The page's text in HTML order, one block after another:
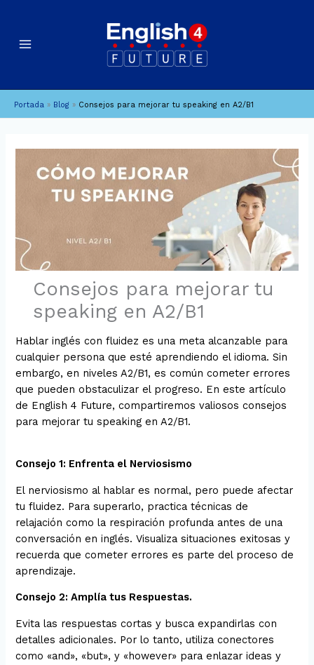
contenido
Portada » Blog » Consejos para mejorar tu speaking en A2/B1
Consejos para mejorar tu
speaking en A2/B1
Hablar inglés con fluidez es una meta alcanzable para
cualquier persona que esté aprendiendo el idioma. Sin
embargo, en niveles A2/B1, es común cometer errores
que pueden obstaculizar el progreso. En este artículo
de English 4 Future, compartiremos valiosos consejos
para mejorar tu speaking en A2/B1.
Consejo 1: Enfrenta el Nerviosismo
El nerviosismo al hablar es normal, pero puede afectar
tu fluidez. Para superarlo, practica técnicas de
relajación como la respiración profunda antes de una
conversación en inglés. Visualiza situaciones exitosas y
recuerda que cometer errores es parte del proceso de
aprendizaje.
Consejo 2: Amplía tus Respuestas.
Evita las respuestas cortas y busca expandirlas con
detalles adicionales. Por lo tanto, utiliza conectores
como «and», «but», y «however» para enlazar ideas y
a
i